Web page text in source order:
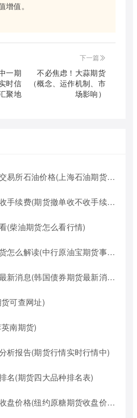
增值。
一期
时信
聚地
下一篇
不必焦虑！大蒜期货
（概念、运作机制、市
场影响）
油价格(上海石油期货交易所石油价格查询)
续费(期货撤单收不收手续费用)
(柴油期货怎么看行情)
怎么解读(中行原油宝期货事件)
消息(韩国债券期货最新消息新闻)
可查网址)
南期货)
析报告(期货行情实时行情中)
名(期货四大品种排名表)
格(纽约原糖期货收盘价格是多少)